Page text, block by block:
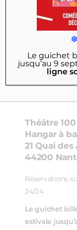
notre
Actualités,
nouveaux
JE
Théâtre
Hangar à
21 Quai
44200
Réservations
24/24
Le guichet
estivale
Le guichet
jusqu’au 9
ligne